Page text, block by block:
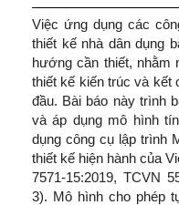
Việc ứng dụng các
thiết kế nhà dân dụng
hướng cần thiết, nhằm
thiết kế kiến trúc và kết
đầu. Bài báo này trình
và áp dụng mô hình
dụng công cụ lập trình
thiết kế hiện hành của
7571-15:2019, TCVN
3). Mô hình cho phép